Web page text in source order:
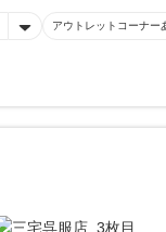
アウトレットコーナー